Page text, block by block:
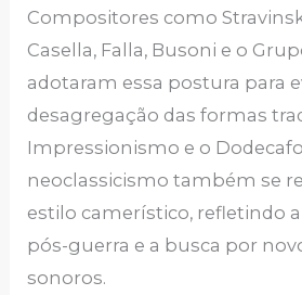
Compositores como
Casella, Falla, Busoni e o
adotaram essa postura para
desagregação das formas
Impressionismo e o
neoclassicismo também se
estilo camerístico, refletindo
pós-guerra e a busca por
sonoros.